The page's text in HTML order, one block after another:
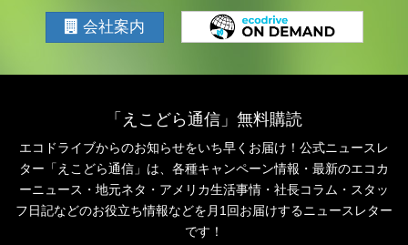
会社案内
「えこどら通信」無料購読
エコドライブからのお知らせをいち早くお届け！公式ニュースレ
ター「えこどら通信」は、 各種キャンペーン情報・最新のエコカ
ーニュース・地元ネタ・アメリカ生活事情・社長コラム・ スタッ
フ日記などのお役立ち情報などを月1回お届けするニュースレター
です！